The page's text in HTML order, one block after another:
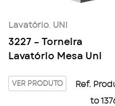
Lavatório UNI
3227 – Torneira
Lavatório Mesa Uni
VER PRODUTO
Ref.
to